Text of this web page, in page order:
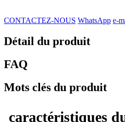
CONTACTEZ-NOUS WhatsApp e-
Détail du produit
FAQ
Mots clés du produit
caractéristiques